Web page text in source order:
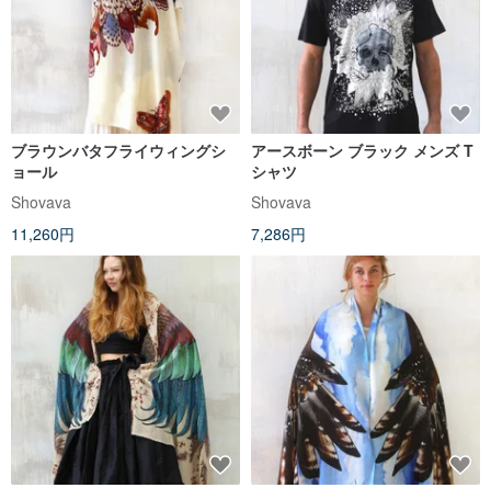
ブラウンバタフライウィングシ
ョール
Shovava
11,260円
アースボーン ブラック メンズ T
シャツ
Shovava
7,286円